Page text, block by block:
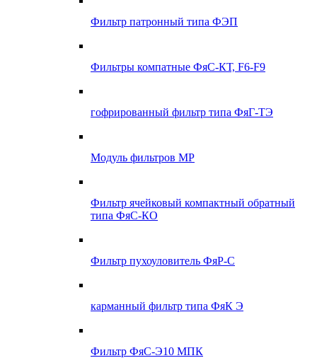
Фильтр патронный типа ФЭП
Фильтры компатные ФяС-КТ, F6-F9
гофрированный фильтр типа ФяГ-ТЭ
Модуль фильтров МР
Фильтр ячейковый компактный обратный
типа ФяС-КО
Фильтр пухоуловитель ФяР-С
карманный фильтр типа ФяК Э
Фильтр ФяС-Э10 МПК